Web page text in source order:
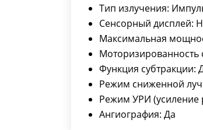
Тип излучения:
Сенсорный дисплей:
Максимальная
Моторизированность
Функция субтракции:
Режим сниженной
Режим УРИ (усиление
Ангиография: Да